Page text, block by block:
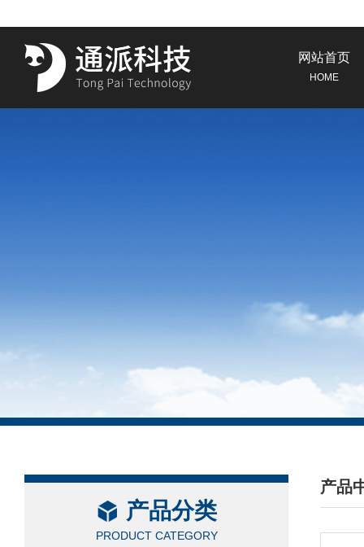
网站首页
HOME
产品分类
PRODUCT CATEGORY
产品
/